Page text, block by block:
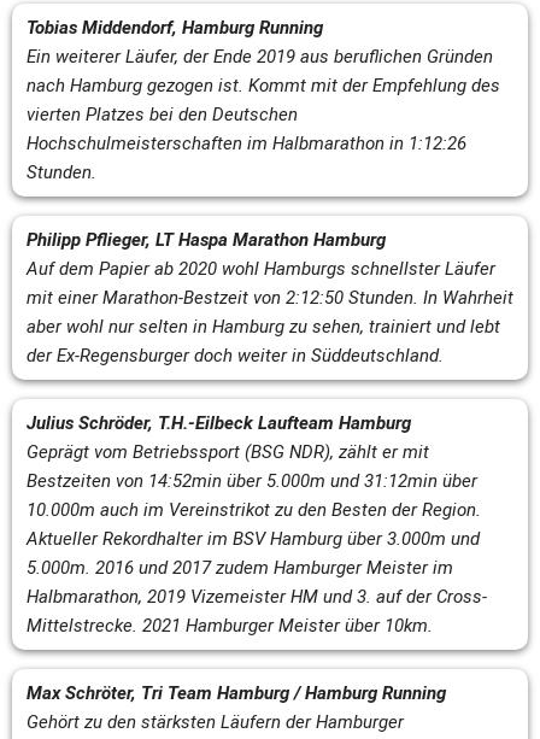
Tobias Middendorf, Hamburg Running
Ein weiterer Läufer, der Ende 2019 aus beruflichen Gründen
nach Hamburg gezogen ist. Kommt mit der Empfehlung des
vierten Platzes bei den Deutschen
Hochschulmeisterschaften im Halbmarathon in 1:12:26
Stunden.
Philipp Pflieger, LT Haspa Marathon Hamburg
Auf dem Papier ab 2020 wohl Hamburgs schnellster Läufer
mit einer Marathon-Bestzeit von 2:12:50 Stunden. In Wahrheit
aber wohl nur selten in Hamburg zu sehen, trainiert und lebt
der Ex-Regensburger doch weiter in Süddeutschland.
Julius Schröder, T.H.-Eilbeck Laufteam Hamburg
Geprägt vom Betriebssport (BSG NDR), zählt er mit
Bestzeiten von 14:52min über 5.000m und 31:12min über
10.000m auch im Vereinstrikot zu den Besten der Region.
Aktueller Rekordhalter im BSV Hamburg über 3.000m und
5.000m. 2016 und 2017 zudem Hamburger Meister im
Halbmarathon, 2019 Vizemeister HM und 3. auf der Cross-
Mittelstrecke. 2021 Hamburger Meister über 10km.
Max Schröter, Tri Team Hamburg / Hamburg Running
Gehört zu den stärksten Läufern der Hamburger